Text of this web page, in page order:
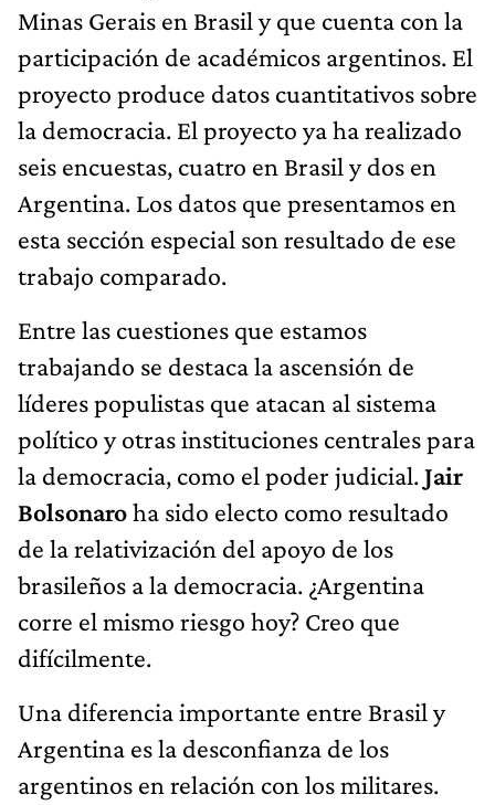
Minas Gerais en Brasil y que cuenta con la
participación de académicos argentinos. El
proyecto produce datos cuantitativos sobre
la democracia. El proyecto ya ha realizado
seis encuestas, cuatro en Brasil y dos en
Argentina. Los datos que presentamos en
esta sección especial son resultado de ese
trabajo comparado.
Entre las cuestiones que estamos
trabajando se destaca la ascensión de
líderes populistas que atacan al sistema
político y otras instituciones centrales para
la democracia, como el poder judicial.Jair
Bolsonaroha sido electo como resultado
de la relativización del apoyo de los
brasileños a la democracia. ¿Argentina
corre el mismo riesgo hoy? Creo que
difícilmente.
Una diferencia importante entre Brasil y
Argentina es la desconfianza de los
argentinos en relación con los militares.